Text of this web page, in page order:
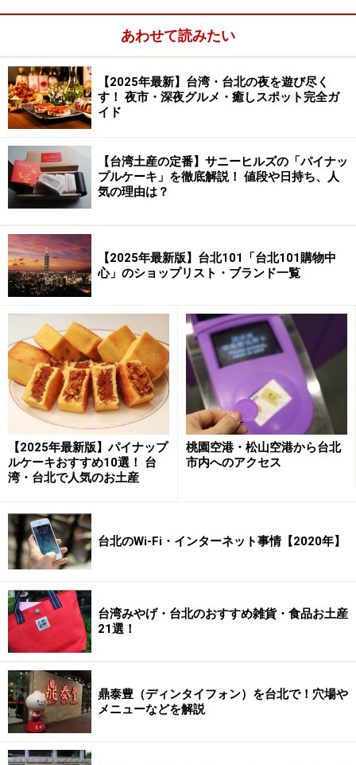
いて風情があります
隣駅のMRT中山駅前は、鳳梨酥（パイナップルケーキ）
の店やカフェ、若者をターゲットにしたデパートなどの
カジュアルな街ですが、並木道が続く中山北路二段あた
りからは高級ホテル、ブランドショップ、スパ、レスト
ランといったラグジュアリーな店が続き、反対側の民権
西路方面は古くから続く乾物と漢方薬の問屋街・迪化街
や寧夏路夜市など台北のレトロな雰囲気を楽しめるた
め、観光客に大変人気のあるエリアです。
【アクセスガイド】台北駅から
中山駅まで……MRT淡水線で3分
永康街まで……タクシーで約10分
西門町まで……MRT板南線で2分
※記事内容は執筆時点のものです。最新の内容をご確認くださ
い。
※海外を訪れる際には最新情報の入手に努め、「外務省 海外安全
ホームページ」を確認するなど、安全確保に十分注意を払ってく
ださい。
あわせて読みたい
【2025年最新】台湾・台北の夜を遊び尽く
す！ 夜市・深夜グルメ・癒しスポット完全ガ
イド
【台湾土産の定番】サニーヒルズの「パイナッ
プルケーキ」を徹底解説！ 値段や日持ち、人
気の理由は？
【2025年最新版】台北101「台北101購物中
心」のショップリスト・ブランド一覧
【2025年最新版】パイナップ
ルケーキおすすめ10選！ 台
湾・台北で人気のお土産
桃園空港・松山空港から台北
市内へのアクセス
台北のWi-Fi・インターネット事情【2020年】
台湾みやげ・台北のおすすめ雑貨・食品お土産
21選！
鼎泰豊（ディンタイフォン）を台北で！穴場や
メニューなどを解説